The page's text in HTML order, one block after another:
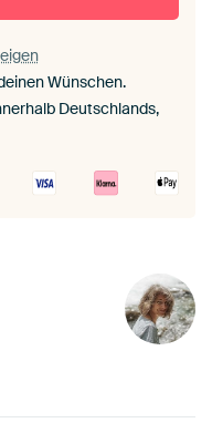
Wünschen.
Deutschlands,